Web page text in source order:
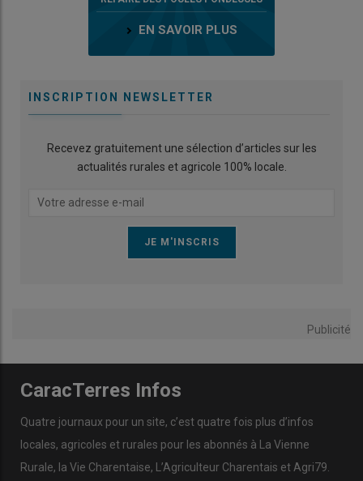
EN SAVOIR PLUS
INSCRIPTION NEWSLETTER
Recevez gratuitement une sélection d’articles sur les
actualités rurales et agricole 100% locale.
Publicité
CaracTerres Infos
Quatre journaux pour un site, c’est quatre fois plus d’infos
locales, agricoles et rurales pour les abonnés à La Vienne
Rurale, la Vie Charentaise, L’Agriculteur Charentais et Agri79.